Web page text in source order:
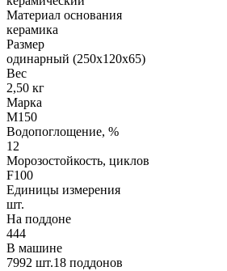
Материал основания
керамика
Размер
одинарный (250х120х65)
Вес
2,50 кг
Марка
М150
Водопоглощение, %
12
Морозостойкость, циклов
F100
Единицы измерения
шт.
На поддоне
444
В машине
7992 шт.18 поддонов